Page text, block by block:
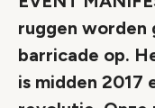
ruggen worden
barricade op.
is midden 2017